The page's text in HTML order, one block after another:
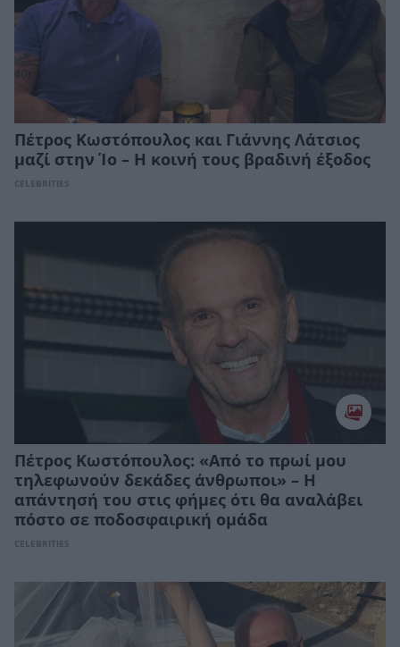
Πέτρος Κωστόπουλος και Γιάννης Λάτσιος
μαζί στην Ίο – Η κοινή τους βραδινή έξοδος
CELEBRITIES
Πέτρος Κωστόπουλος: «Από το πρωί μου
τηλεφωνούν δεκάδες άνθρωποι» – Η
απάντησή του στις φήμες ότι θα αναλάβει
πόστο σε ποδοσφαιρική ομάδα
CELEBRITIES